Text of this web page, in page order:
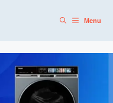
Menu